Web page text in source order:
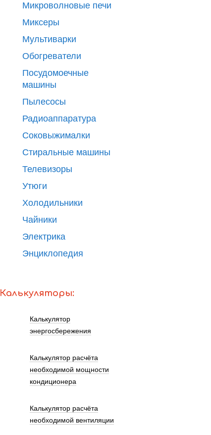
Микроволновые печи
Миксеры
Мультиварки
Обогреватели
Посудомоечные
машины
Пылесосы
Радиоаппаратура
Соковыжималки
Стиральные машины
Телевизоры
Утюги
Холодильники
Чайники
Электрика
Энциклопедия
Калькуляторы:
Калькулятор
энергосбережения
Калькулятор расчёта
необходимой мощности
кондиционера
Калькулятор расчёта
необходимой вентиляции